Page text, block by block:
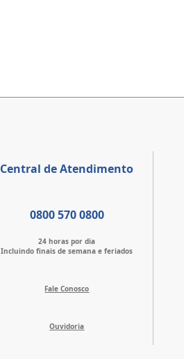
Central de Atendimento
0800 570 0800
24 horas por dia
Incluindo finais de semana e feriados
Fale Conosco
Ouvidoria